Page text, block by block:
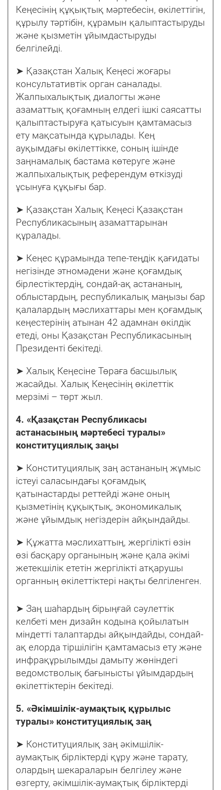
Кеңесінің құқықтық мәртебесін, өкілеттігін,
құрылу тәртібін, құрамын қалыптастыруды
және қызметін ұйымдастыруды
белгілейді.
➤ Қазақстан Халық Кеңесі жоғары
консультативтік орган саналады.
Жалпыхалықтық диалогты және
азаматтық қоғамның елдегі ішкі саясатты
қалыптастыруға қатысуын қамтамасыз
ету мақсатында құрылады. Кең
ауқымдағы өкілеттікке, соның ішінде
заңнамалық бастама көтеруге және
жалпыхалықтық референдум өткізуді
ұсынуға құқығы бар.
➤ Қазақстан Халық Кеңесі Қазақстан
Республикасының азаматтарынан
құралады.
➤ Кеңес құрамында тепе-теңдік қағидаты
негізінде этномәдени және қоғамдық
бірлестіктердің, сондай-ақ астананың,
облыстардың, республикалық маңызы бар
қалалардың мәслихаттары мен қоғамдық
кеңестерінің атынан 42 адамнан өкілдік
етеді, оны Қазақстан Республикасының
Президенті бекітеді.
➤ Халық Кеңесіне Төраға басшылық
жасайды. Халық Кеңесінің өкілеттік
мерзімі – төрт жыл.
4. «Қазақстан Республикасы
астанасының мәртебесі туралы»
конституциялық заңы
➤ Конституциялық заң астананың жұмыс
істеуі саласындағы қоғамдық
қатынастарды реттейді және оның
қызметінің құқықтық, экономикалық
және ұйымдық негіздерін айқындайды.
➤ Құжатта мәслихаттың, жергілікті өзін
өзі басқару органының және қала әкімі
жетекшілік ететін жергілікті атқарушы
органның өкілеттіктері нақты белгіленген.
➤ Заң шаһардың бірыңғай сәулеттік
келбеті мен дизайн кодына қойылатын
міндетті талаптарды айқындайды, сондай-
ақ елорда тіршілігін қамтамасыз ету және
инфрақұрылымды дамыту жөніндегі
ведомстволық бағынысты ұйымдардың
өкілеттіктерін бекітеді.
5. «Әкімшілік-аумақтық құрылыс
туралы» конституциялық заң
➤ Конституциялық заң әкімшілік-
аумақтық бірліктерді құру және тарату,
олардың шекараларын белгілеу және
өзгерту, әкімшілік-аумақтық бірліктерді